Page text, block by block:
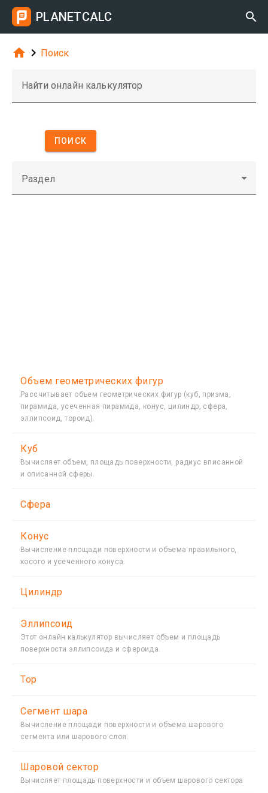
PLANETCALC 
  Поиск
Найти онлайн калькулятор
ПОИСК
Раздел
Объем геометрических фигур
Рассчитывает объем геометрических фигур (куб, призма,
пирамида, усеченная пирамида, конус, цилиндр, сфера,
эллипсоид, тороид).
Куб
Вычисляет объем, площадь поверхности, радиус вписанной
и описанной сферы.
Сфера
Конус
Вычисление площади поверхности и объема правильного,
косого и усеченного конуса.
Цилиндр
Эллипсоид
Этот онлайн калькулятор вычисляет объем и площадь
поверхности эллипсоида и сфероида.
Тор
Сегмент шара
Вычисление площади поверхности и объема шарового
сегмента или шарового слоя.
Шаровой сектор
Вычисляет площадь поверхности и объем шарового сектора